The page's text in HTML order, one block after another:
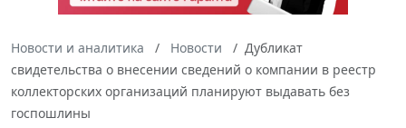
Новости и аналитика Новости
Дубликат
свидетельства о внесении сведений о компании в реестр
коллекторских организаций планируют выдавать без
госпошлины